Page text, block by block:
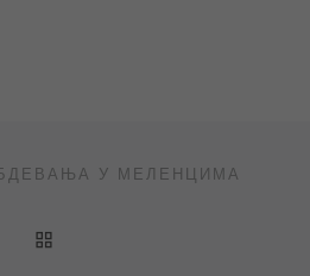
У МЕЛЕНЦИМА